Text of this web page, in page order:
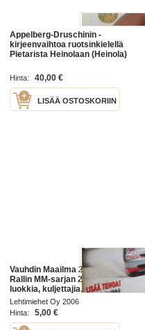
Appelberg-Druschinin -
kirjeenvaihtoa ruotsinkielellä
Pietarista Heinolaan (Heinola)
tehtailua) 1890-luvulla, mukana
Hjalmar Grahn ja Co
Hinta: 40,00 €
LISÄÄ OSTOSKORIIN
Vauhdin Maailma 2006 nr 1 -mm.
Rallin MM-sarjan 2006 sääntöjä,
luokkia, kuljettajia. Vuodenvaihteen
kotimaiset rallit Isosyöte, Heinola,
Kyläseppä,
Lehtimiehet Oy 2006
Hinta:
5,00 €